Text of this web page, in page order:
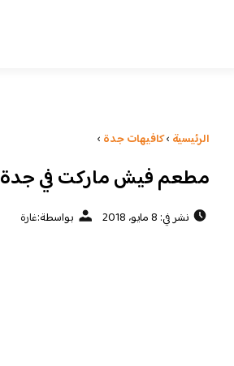
الرئيسية ›كافيهات جدة ›
مطعم فيش ماركت في جدة
نشر في: 8 مايو، 2018 بواسطة:غارة